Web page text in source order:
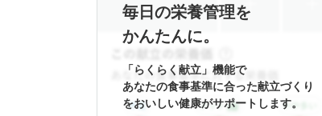
毎日の栄養管理を
かんたんに。
「らくらく献立」機能で
あなたの食事基準に合った献立づくり
をおいしい健康がサポートします。